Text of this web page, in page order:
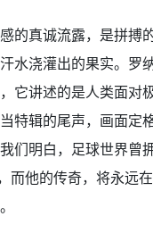
的真诚流露，是拼搏
水浇灌出的果实。罗
它讲述的是人类面对
特辑的尾声，画面定
们明白，足球世界曾
而他的传奇，将永远